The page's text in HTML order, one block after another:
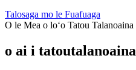
Talosaga mo le Fuafuaga
O le Mea o loʻo Tatou Talanoaina
o ai i tatoutalanoaina